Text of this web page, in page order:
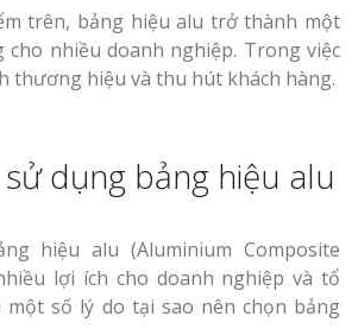
trên, bảng hiệu alu trở thành một
nhiều doanh nghiệp. Trong việc
thương hiệu và thu hút khách hàng.
dụng bảng hiệu alu
hiệu alu (Aluminium Composite
lợi ích cho doanh nghiệp và tổ
một số lý do tại sao nên chọn bảng